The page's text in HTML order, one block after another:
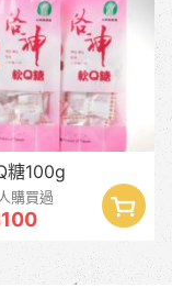
糖100g
購買過